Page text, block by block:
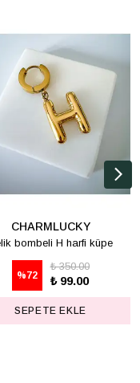
CHARMLUCKY
bombeli H harfi küpe
%72
₺ 350.00
₺ 99.00
SEPETE EKLE